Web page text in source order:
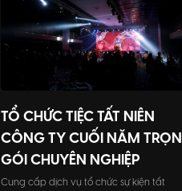
TỔ CHỨC TIỆC TẤT NIÊN
CÔNG TY CUỐI NĂM TRỌN
GÓI CHUYÊN NGHIỆP
Cung cấp dịch vụ tổ chức sự kiện tất